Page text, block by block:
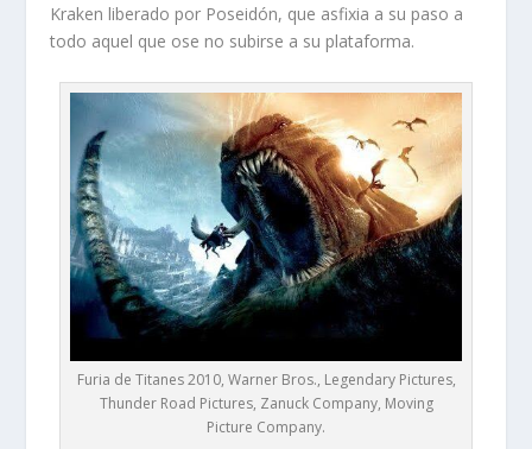
Kraken liberado por Poseidón, que asfixia a su paso a
todo aquel que ose no subirse a su plataforma.
Furia de Titanes 2010, Warner Bros., Legendary Pictures,
Thunder Road Pictures, Zanuck Company, Moving
Picture Company.